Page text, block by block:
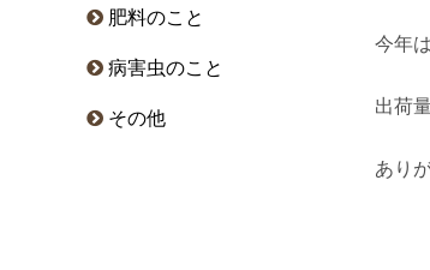
今年
出荷
あり
肥料のこと
病害虫のこと
その他